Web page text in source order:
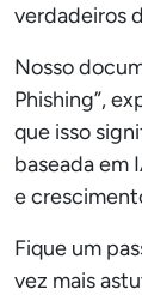
verdadeiros
Nosso
Phishing”,
que isso
baseada em
e
Fique um
vez mais